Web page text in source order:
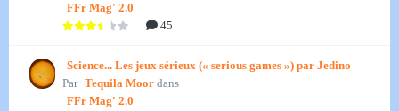
FFr Mag' 2.0
45
Science... Les jeux sérieux (« serious games ») par Jedino
Par Tequila Moor dans
FFr Mag' 2.0